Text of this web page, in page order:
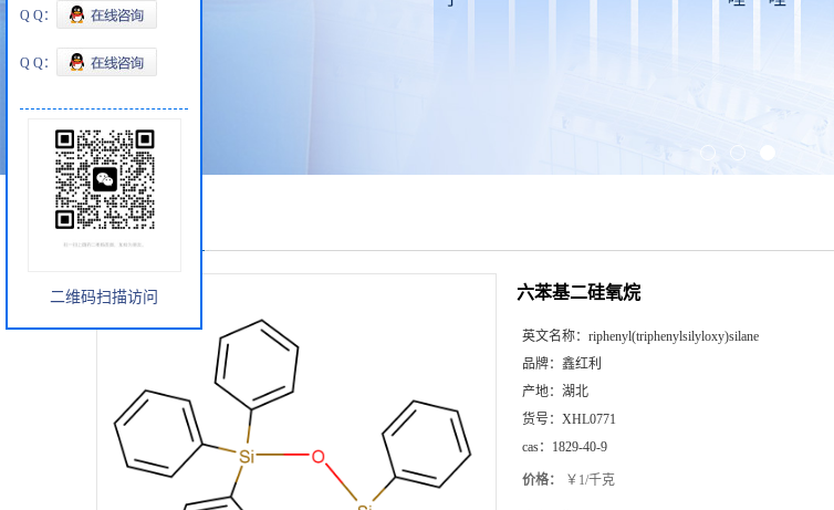
产品展厅
六苯基二硅氧烷
英文名称： riphenyl(triphenylsilyloxy)silane
品牌： 鑫红利
产地： 湖北
货号： XHL0771
cas： 1829-40-9
价格： ￥1/千克
Q Q：
Q Q：
二维码扫描访问